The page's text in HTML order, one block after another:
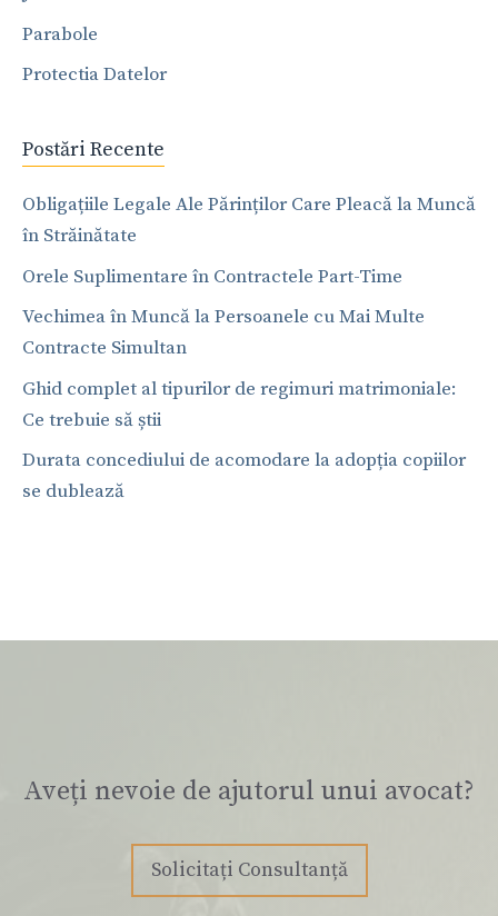
Parabole
Protectia Datelor
Postări Recente
Obligațiile Legale Ale Părinților Care Pleacă la Muncă
în Străinătate
Orele Suplimentare în Contractele Part-Time
Vechimea în Muncă la Persoanele cu Mai Multe
Contracte Simultan
Ghid complet al tipurilor de regimuri matrimoniale:
Ce trebuie să știi
Durata concediului de acomodare la adopția copiilor
se dublează
Aveți nevoie de ajutorul unui avocat?
Solicitați Consultanță